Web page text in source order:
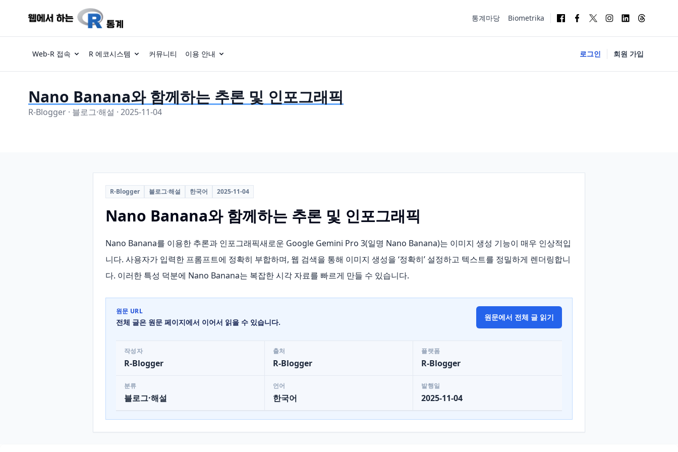
통계마당 Biometrika
Web-R 접속 R 에코시스템 커뮤니티 이용 안내 로그인 회원 가입
Nano Banana와 함께하는 추론 및 인포그래픽
R-Blogger · 블로그·해설 · 2025-11-04
R-Blogger 블로그·해설 한국어 2025-11-04
Nano Banana와 함께하는 추론 및 인포그래픽
Nano Banana를 이용한 추론과 인포그래픽새로운 Google Gemini Pro 3(일명 Nano Banana)는 이미지 생성 기능이 매우 인상적입
니다. 사용자가 입력한 프롬프트에 정확히 부합하며, 웹 검색을 통해 이미지 생성을 ‘정확히’ 설정하고 텍스트를 정밀하게 렌더링합니
다. 이러한 특성 덕분에 Nano Banana는 복잡한 시각 자료를 빠르게 만들 수 있습니다.
원문 URL
전체 글은 원문 페이지에서 이어서 읽을 수 있습니다.
원문에서 전체 글 읽기
작성자
R-Blogger
출처
R-Blogger
플랫폼
R-Blogger
분류
블로그·해설
언어
한국어
발행일
2025-11-04